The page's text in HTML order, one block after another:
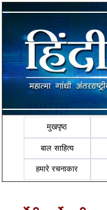
मुखपृष्ठ
बाल साहित्य
हमारे रचनाकार